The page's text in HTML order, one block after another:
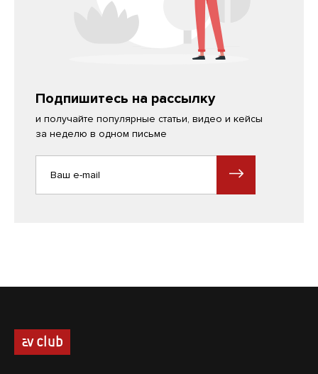
Подпишитесь на рассылку
и получайте популярные статьи, видео и кейсы
за неделю в одном письме